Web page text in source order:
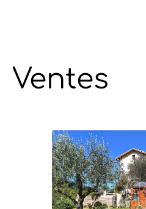
Ventes